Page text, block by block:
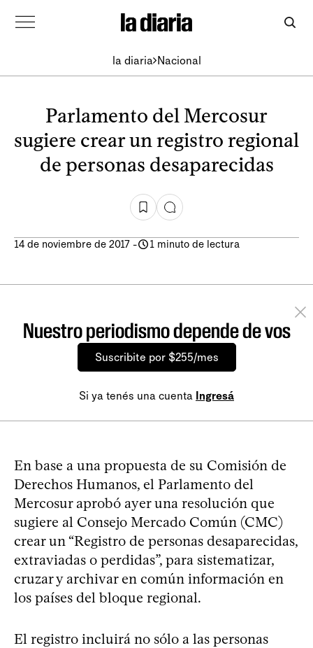
la diaria Nacional
Parlamento del Mercosur
sugiere crear un registro regional
de personas desaparecidas
14 de noviembre de 2017 - 1 minuto de lectura
Nuestro periodismo depende de vos
Suscribite por $255/mes
Si ya tenés una cuenta Ingresá
En base a una propuesta de su Comisión de
Derechos Humanos, el Parlamento del
Mercosur aprobó ayer una resolución que
sugiere al Consejo Mercado Común (CMC)
crear un “Registro de personas desaparecidas,
extraviadas o perdidas”, para sistematizar,
cruzar y archivar en común información en
los países del bloque regional.
El registro incluirá no sólo a las personas